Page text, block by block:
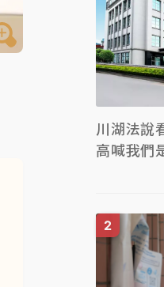
川湖法說
高喊我們